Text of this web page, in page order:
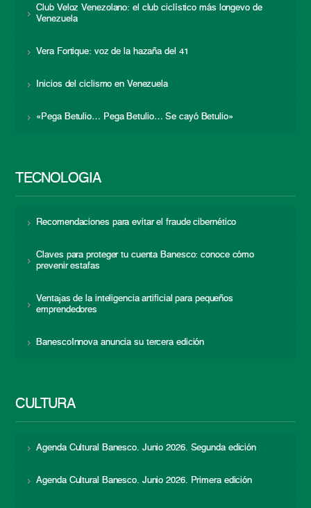
Club Veloz Venezolano: el club ciclístico más longevo de
Venezuela
Vera Fortique: voz de la hazaña del 41
Inicios del ciclismo en Venezuela
«Pega Betulio… Pega Betulio… Se cayó Betulio»
TECNOLOGÍA
Recomendaciones para evitar el fraude cibernético
Claves para proteger tu cuenta Banesco: conoce cómo
prevenir estafas
Ventajas de la inteligencia artificial para pequeños
emprendedores
BanescoInnova anuncia su tercera edición
CULTURA
Agenda Cultural Banesco. Junio 2026. Segunda edición
Agenda Cultural Banesco. Junio 2026. Primera edición